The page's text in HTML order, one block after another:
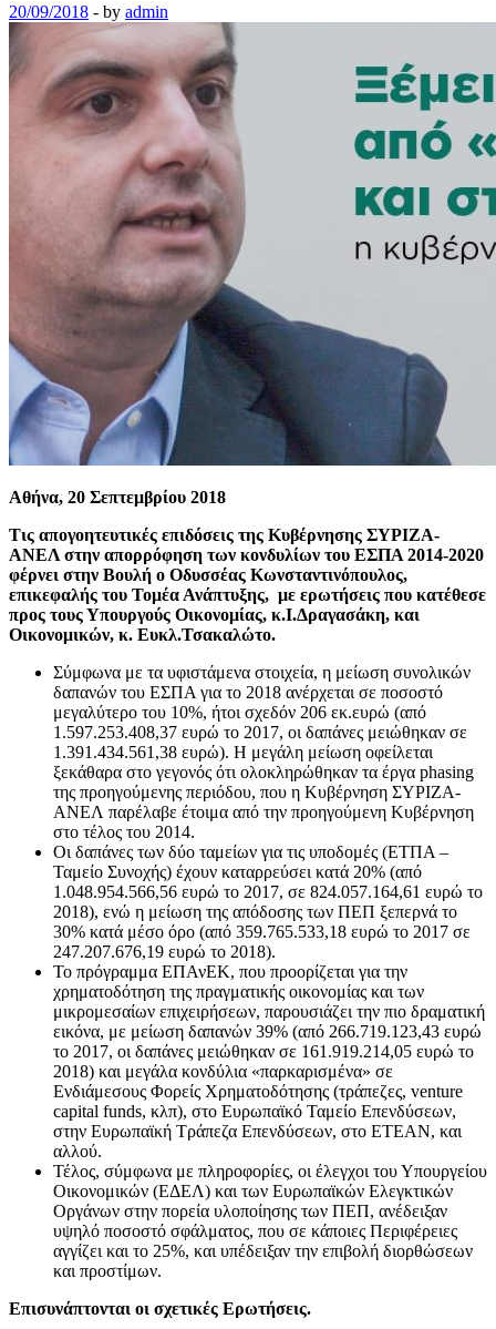
20/09/2018 - by admin
Αθήνα, 20 Σεπτεμβρίου 2018
Τις απογοητευτικές επιδόσεις της Κυβέρνησης ΣΥΡΙΖΑ-
ΑΝΕΛ στην απορρόφηση των κονδυλίων του ΕΣΠΑ 2014-2020
φέρνει στην Βουλή ο Οδυσσέας Κωνσταντινόπουλος,
επικεφαλής του Τομέα Ανάπτυξης, με ερωτήσεις που κατέθεσε
προς τους Υπουργούς Οικονομίας, κ.Ι.Δραγασάκη, και
Οικονομικών, κ. Ευκλ.Τσακαλώτο.
Σύμφωνα με τα υφιστάμενα στοιχεία, η μείωση συνολικών
δαπανών του ΕΣΠΑ για το 2018 ανέρχεται σε ποσοστό
μεγαλύτερο του 10%, ήτοι σχεδόν 206 εκ.ευρώ (από
1.597.253.408,37 ευρώ το 2017, οι δαπάνες μειώθηκαν σε
1.391.434.561,38 ευρώ). Η μεγάλη μείωση οφείλεται
ξεκάθαρα στο γεγονός ότι ολοκληρώθηκαν τα έργα phasing
της προηγούμενης περιόδου, που η Κυβέρνηση ΣΥΡΙΖΑ-
ΑΝΕΛ παρέλαβε έτοιμα από την προηγούμενη Κυβέρνηση
στο τέλος του 2014.
Οι δαπάνες των δύο ταμείων για τις υποδομές (ΕΤΠΑ –
Ταμείο Συνοχής) έχουν καταρρεύσει κατά 20% (από
1.048.954.566,56 ευρώ το 2017, σε 824.057.164,61 ευρώ το
2018), ενώ η μείωση της απόδοσης των ΠΕΠ ξεπερνά το
30% κατά μέσο όρο (από 359.765.533,18 ευρώ το 2017 σε
247.207.676,19 ευρώ το 2018).
Το πρόγραμμα ΕΠΑνΕΚ, που προορίζεται για την
χρηματοδότηση της πραγματικής οικονομίας και των
μικρομεσαίων επιχειρήσεων, παρουσιάζει την πιο δραματική
εικόνα, με μείωση δαπανών 39% (από 266.719.123,43 ευρώ
το 2017, οι δαπάνες μειώθηκαν σε 161.919.214,05 ευρώ το
2018) και μεγάλα κονδύλια «παρκαρισμένα» σε
Ενδιάμεσους Φορείς Χρηματοδότησης (τράπεζες, venture
capital funds, κλπ), στο Ευρωπαϊκό Ταμείο Επενδύσεων,
στην Ευρωπαϊκή Τράπεζα Επενδύσεων, στο ΕΤΕΑΝ, και
αλλού.
Τέλος, σύμφωνα με πληροφορίες, οι έλεγχοι του Υπουργείου
Οικονομικών (ΕΔΕΛ) και των Ευρωπαϊκών Ελεγκτικών
Οργάνων στην πορεία υλοποίησης των ΠΕΠ, ανέδειξαν
υψηλό ποσοστό σφάλματος, που σε κάποιες Περιφέρειες
αγγίζει και το 25%, και υπέδειξαν την επιβολή διορθώσεων
και προστίμων.
Επισυνάπτονται οι σχετικές Ερωτήσεις.